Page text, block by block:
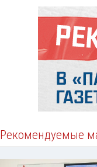
Рекомендуемые